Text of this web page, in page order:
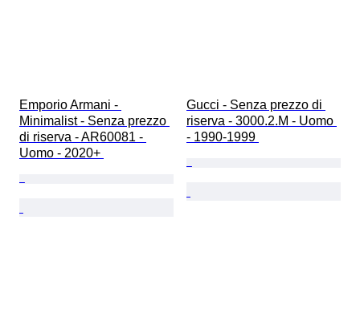
Emporio Armani -
Minimalist - Senza prezzo
di riserva - AR60081 -
Uomo - 2020+
Gucci - Senza prezzo di
riserva - 3000.2.M - Uomo
- 1990-1999